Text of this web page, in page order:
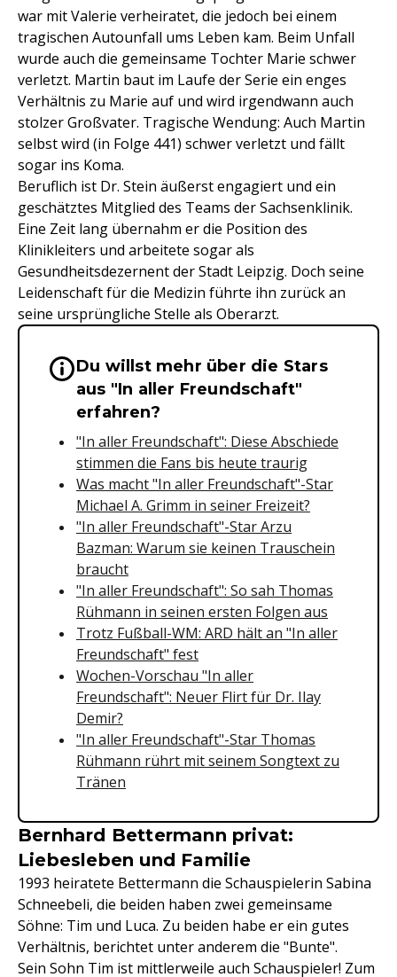
war mit Valerie verheiratet, die jedoch bei einem
tragischen Autounfall ums Leben kam. Beim Unfall
wurde auch die gemeinsame Tochter Marie schwer
verletzt. Martin baut im Laufe der Serie ein enges
Verhältnis zu Marie auf und wird irgendwann auch
stolzer Großvater. Tragische Wendung: Auch Martin
selbst wird (in Folge 441) schwer verletzt und fällt
sogar ins Koma.
Beruflich ist Dr. Stein äußerst engagiert und ein
geschätztes Mitglied des Teams der Sachsenklinik.
Eine Zeit lang übernahm er die Position des
Klinikleiters und arbeitete sogar als
Gesundheitsdezernent der Stadt Leipzig. Doch seine
Leidenschaft für die Medizin führte ihn zurück an
seine ursprüngliche Stelle als Oberarzt.
Wichtige Hinweise &
Du willst mehr über die Stars
aus "In aller Freundschaft"
erfahren?
"In aller Freundschaft": Diese Abschiede
stimmen die Fans bis heute traurig
Was macht "In aller Freundschaft"-Star
Michael A. Grimm in seiner Freizeit?
"In aller Freundschaft"-Star Arzu
Bazman: Warum sie keinen Trauschein
braucht
"In aller Freundschaft": So sah Thomas
Rühmann in seinen ersten Folgen aus
Trotz Fußball-WM: ARD hält an "In aller
Freundschaft" fest
Wochen-Vorschau "In aller
Freundschaft": Neuer Flirt für Dr. Ilay
Demir?
"In aller Freundschaft"-Star Thomas
Rühmann rührt mit seinem Songtext zu
Tränen
Bernhard Bettermann privat:
Liebesleben und Familie
1993 heiratete Bettermann die Schauspielerin Sabina
Schneebeli, die beiden haben zwei gemeinsame
Söhne: Tim und Luca. Zu beiden habe er ein gutes
Verhältnis, berichtet unter anderem die "Bunte".
Sein Sohn Tim ist mittlerweile auch Schauspieler! Zum